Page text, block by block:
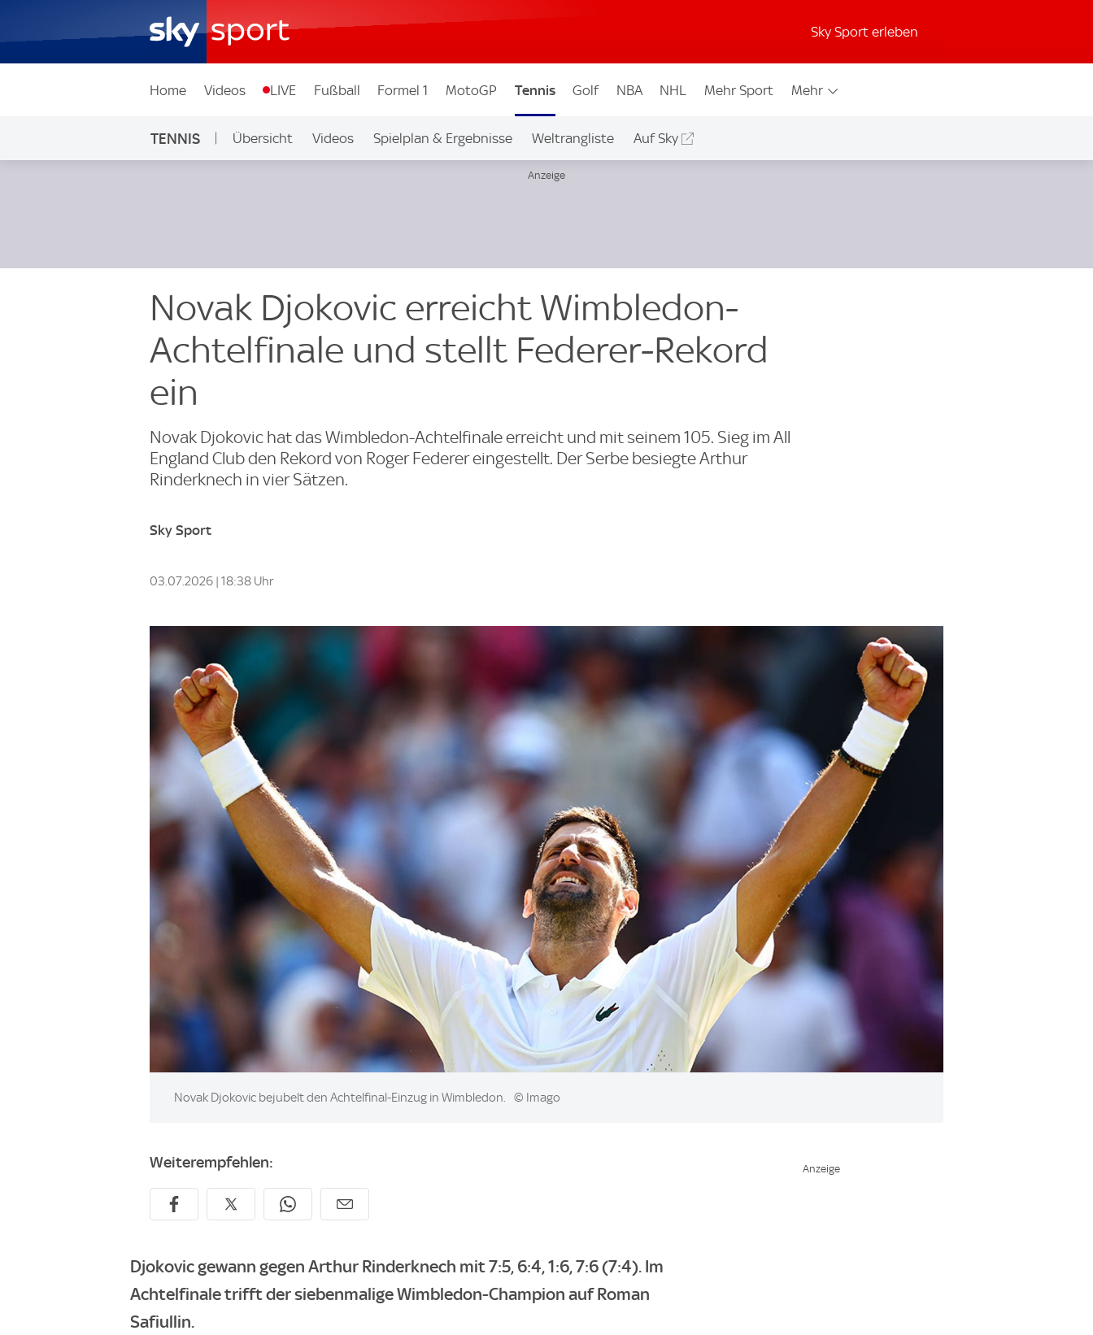
Sky Sport erleben
Home Videos LIVE Fußball Formel 1 MotoGP Tennis Golf NBA NHL Mehr Sport Mehr
TENNIS Übersicht Videos Spielplan & Ergebnisse Weltrangliste Auf Sky
Novak Djokovic erreicht Wimbledon-
Achtelfinale und stellt Federer-Rekord
ein
Novak Djokovic hat das Wimbledon-Achtelfinale erreicht und mit seinem 105. Sieg im All
England Club den Rekord von Roger Federer eingestellt. Der Serbe besiegte Arthur
Rinderknech in vier Sätzen.
Sky Sport
03.07.2026 | 18:38 Uhr
Image:
Novak Djokovic bejubelt den Achtelfinal-Einzug in Wimbledon. © Imago
Weiterempfehlen:
Djokovic gewann gegen Arthur Rinderknech mit 7:5, 6:4, 1:6, 7:6 (7:4). Im
Achtelfinale trifft der siebenmalige Wimbledon-Champion auf Roman
Safiullin.